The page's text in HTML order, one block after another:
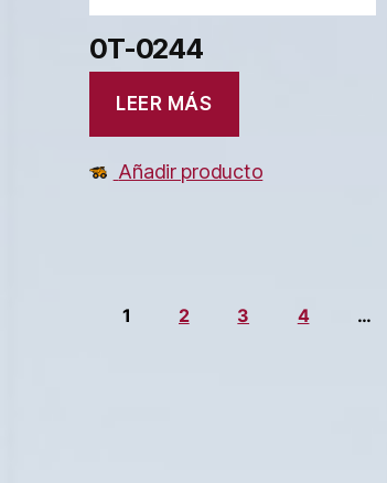
0T-0244
LEER MÁS
Añadir producto
1 2 3 4 …